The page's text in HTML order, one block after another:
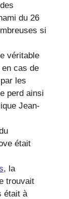
du 26
si
véritable
cas de
les
perd ainsi
Jean-
était
, la
trouvait
était à